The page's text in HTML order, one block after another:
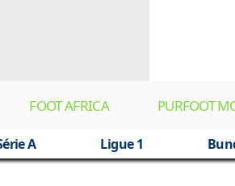
FOOT AFRICA PURFOOT
A Ligue 1